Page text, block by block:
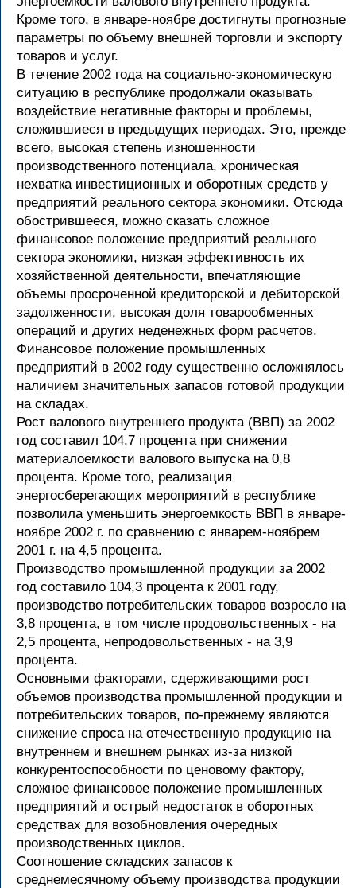
Кроме того, в январе-ноябре достигнуты прогнозные
параметры по объему внешней торговли и экспорту
товаров и услуг.
В течение 2002 года на социально-экономическую
ситуацию в республике продолжали оказывать
воздействие негативные факторы и проблемы,
сложившиеся в предыдущих периодах. Это, прежде
всего, высокая степень изношенности
производственного потенциала, хроническая
нехватка инвестиционных и оборотных средств у
предприятий реального сектора экономики. Отсюда
обострившееся, можно сказать сложное
финансовое положение предприятий реального
сектора экономики, низкая эффективность их
хозяйственной деятельности, впечатляющие
объемы просроченной кредиторской и дебиторской
задолженности, высокая доля товарообменных
операций и других неденежных форм расчетов.
Финансовое положение промышленных
предприятий в 2002 году существенно осложнялось
наличием значительных запасов готовой продукции
на складах.
Рост валового внутреннего продукта (ВВП) за 2002
год составил 104,7 процента при снижении
материалоемкости валового выпуска на 0,8
процента. Кроме того, реализация
энергосберегающих мероприятий в республике
позволила уменьшить энергоемкость ВВП в январе-
ноябре 2002 г. по сравнению с январем-ноябрем
2001 г. на 4,5 процента.
Производство промышленной продукции за 2002
год составило 104,3 процента к 2001 году,
производство потребительских товаров возросло на
3,8 процента, в том числе продовольственных - на
2,5 процента, непродовольственных - на 3,9
процента.
Основными факторами, сдерживающими рост
объемов производства промышленной продукции и
потребительских товаров, по-прежнему являются
снижение спроса на отечественную продукцию на
внутреннем и внешнем рынках из-за низкой
конкурентоспособности по ценовому фактору,
сложное финансовое положение промышленных
предприятий и острый недостаток в оборотных
средствах для возобновления очередных
производственных циклов.
Соотношение складских запасов к
среднемесячному объему производства продукции